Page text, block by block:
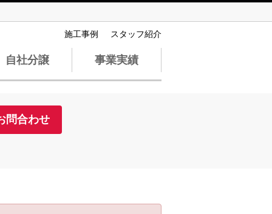
施工事例 スタッフ紹介
自社分譲 事業実績
問合わせ